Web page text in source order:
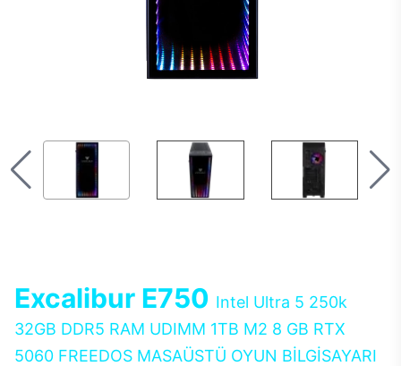
Excalibur E750 Intel Ultra 5 250k
32GB DDR5 RAM UDIMM 1TB M2 8 GB RTX
5060 FREEDOS MASAÜSTÜ OYUN BİLGİSAYARI